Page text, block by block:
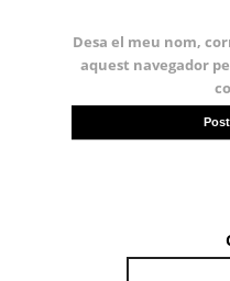
Desa el meu nom,
aquest navegador